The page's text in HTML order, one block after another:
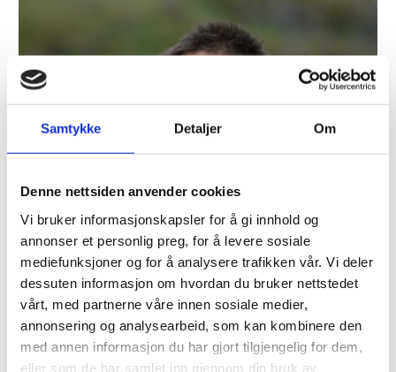
Samtykke Detaljer Om
Denne nettsiden anvender cookies
Vi bruker informasjonskapsler for å gi innhold og
annonser et personlig preg, for å levere sosiale
mediefunksjoner og for å analysere trafikken vår. Vi deler
dessuten informasjon om hvordan du bruker nettstedet
vårt, med partnerne våre innen sosiale medier,
annonsering og analysearbeid, som kan kombinere den
med annen informasjon du har gjort tilgjengelig for dem,
eller som de har samlet inn gjennom din bruk av
27/07/2026 0 Kommentarer